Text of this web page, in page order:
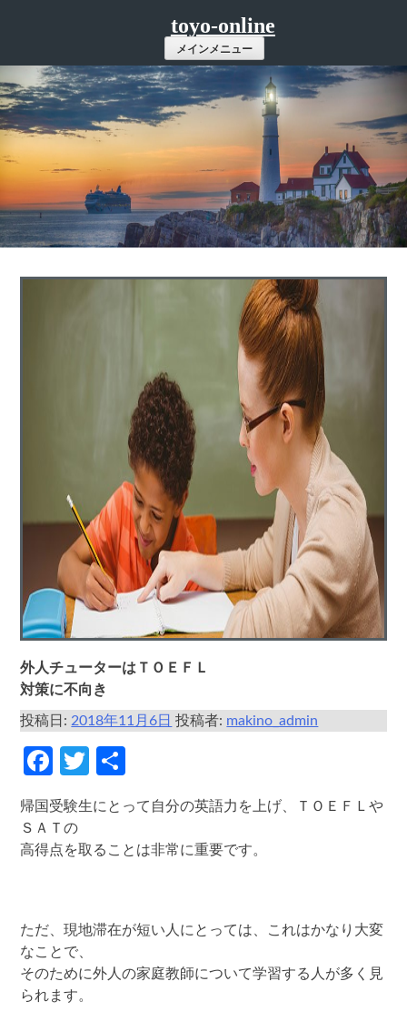
ツ
へ
ス
キ
ッ
プ
toyo-online
メインメニュー
外人チューターはＴＯＥＦＬ
対策に不向き
投稿日:2018年11月6日 投稿者: makino_admin
Facebook
Twitter
帰国受験生にとって自分の英語力を上げ、ＴＯＥＦＬや
ＳＡＴの
高得点を取ることは非常に重要です。
ただ、現地滞在が短い人にとっては、これはかなり大変
なことで、
そのために外人の家庭教師について学習する人が多く見
られます。